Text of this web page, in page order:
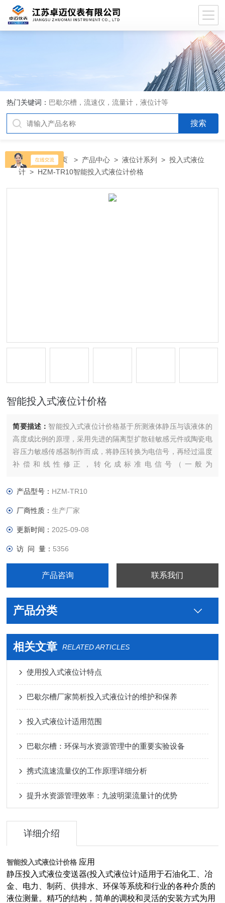
热门关键词： 巴歇尔槽，流速仪，流量计，液位计等
当前位置：首页 > 产品中心 >液位计系列 >投入式液位
计 > HZM-TR10智能投入式液位计价格
智能投入式液位计价格
简要描述： 智能投入式液位计价格基于所测液体静压与该液体的
高度成比例的原理，采用先进的隔离型扩散硅敏感元件或陶瓷电
容压力敏感传感器制作而成，将静压转换为电信号，再经过温度
补偿和线性修正，转化成标准电信号（一般为
为“静压液位计、液位变送器、液位传感器、水位传感器“。
产品型号： HZM-TR10
厂商性质：生产厂家
更新时间： 2025-09-08
访 问 量： 5356
产品咨询 联系我们
产品分类
相关文章 RELATED ARTICLES
使用投入式液位计特点
巴歇尔槽厂家简析投入式液位计的维护和保养
投入式液位计适用范围
巴歇尔槽：环保与水资源管理中的重要实验设备
携式流速流量仪的工作原理详细分析
提升水资源管理效率：九波明渠流量计的优势
详细介绍
智能投入式液位计价格 应用
静压投入式液位变送器(投入式液位计)适用于石油化工、冶
金、电力、制药、供排水、环保等系统和行业的各种介质的
液位测量。精巧的结构，简单的调校和灵活的安装方式为用